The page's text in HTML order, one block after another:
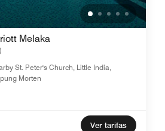
Melaka
St. Peter's Church, Little India,
Morten
Ver tarifas